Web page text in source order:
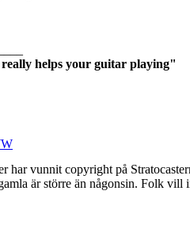
helps your guitar playing"
har vunnit copyright på
är större än någonsin. Folk vill